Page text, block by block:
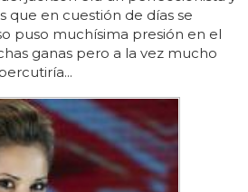
que en cuestión de días se
puso muchísima presión en el
ganas pero a la vez mucho